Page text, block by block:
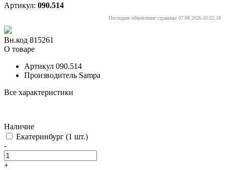
Артикул: 090.514
Последнее обновление страницы 07.08.2026 02:32:18
Вн.код 815261
О товаре
Артикул 090.514
Производитель Sampa
Все характеристики
Наличие
Екатеринбург (1 шт.)
-
+